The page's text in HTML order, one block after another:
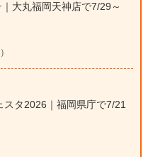
大丸福岡天神店で7/29～
タ2026｜福岡県庁で7/21